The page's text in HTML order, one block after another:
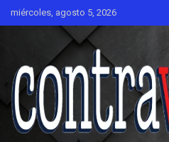
miércoles, agosto 5, 2026